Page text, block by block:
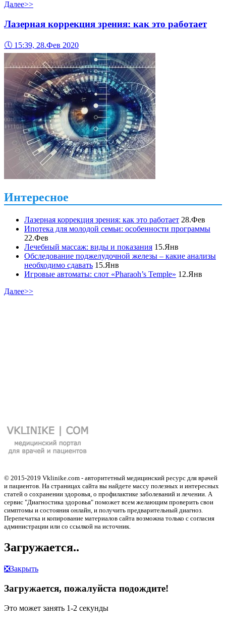
Далее>>
Лазерная коррекция зрения: как это работает
🕔 15:39, 28.Фев 2020
Интересное
Лазерная коррекция зрения: как это работает 28.Фев
Ипотека для молодой семьи: особенности программы
22.Фев
Лечебный массаж: виды и показания 15.Янв
Обследование поджелудочной железы – какие анализы
необходимо сдавать 15.Янв
Игровые автоматы: слот «Pharaoh’s Temple» 12.Янв
Далее>>
© 2015-2019 Vklinike.com - авторитетный медицинский ресурс для врачей
и пациентов. На страницах сайта вы найдете массу полезных и интересных
статей о сохранении здоровья, о профилактике заболеваний и лечении. А
сервис "Диагностика здоровья" поможет всем желающим проверить свои
симптомы и состояния онлайн, и получить предварительный диагноз.
Перепечатка и копирование материалов сайта возможна только с согласия
администрации или со ссылкой на источник.
Загружается..
❎Закрыть
Загружается, пожалуйста подождите!
Это может занять 1-2 секунды